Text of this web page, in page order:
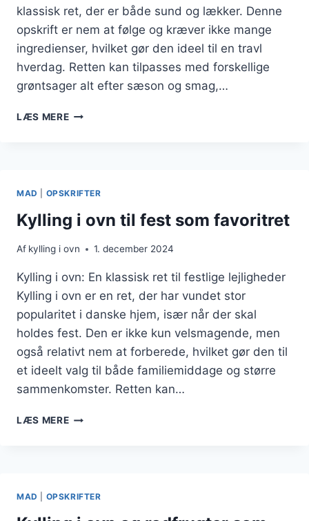
klassisk ret, der er både sund og lækker. Denne
opskrift er nem at følge og kræver ikke mange
ingredienser, hvilket gør den ideel til en travl
hverdag. Retten kan tilpasses med forskellige
grøntsager alt efter sæson og smag,…
LÆS MERENEM
GRØNTSAGER
MAD OPSKRIFTER
Kylling i ovn til fest som favoritret
Af kylling i ovn 1. december 2024
Kylling i ovn: En klassisk ret til festlige lejligheder
Kylling i ovn er en ret, der har vundet stor
popularitet i danske hjem, især når der skal
holdes fest. Den er ikke kun velsmagende, men
også relativt nem at forberede, hvilket gør den til
et ideelt valg til både familiemiddage og større
sammenkomster. Retten kan…
LÆS MEREKYLLING
MAD OPSKRIFTER